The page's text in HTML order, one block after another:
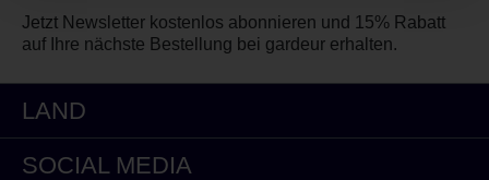
Jetzt Newsletter kostenlos abonnieren und 15% Rabatt
auf Ihre nächste Bestellung bei gardeur erhalten.
LAND
SOCIAL MEDIA